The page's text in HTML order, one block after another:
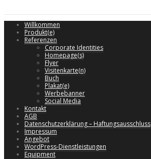
Willkommen
Produkt(e)
Referenzen
Corporate Identities
Homepage(s)
Flyer
Visitenkarte(n)
Buch
Plakat(e)
Werbebanner
Social Media
Kontakt
AGB
Datenschutzerklärung – Haftungsausschluss
Impressum
Angebot
WordPress-Dienstleistungen
Equipment